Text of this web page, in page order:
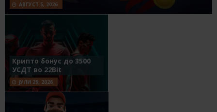
АВГУСТ 5, 2026
Крипто бонус до 3500
УСДТ во 22Bit
ЈУЛИ 29, 2026